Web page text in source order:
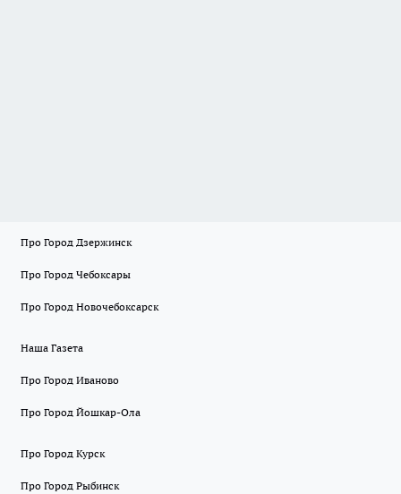
Про Город Дзержинск
Про Город Чебоксары
Про Город Новочебоксарск
Наша Газета
Про Город Иваново
Про Город Йошкар-Ола
Про Город Курск
Про Город Рыбинск